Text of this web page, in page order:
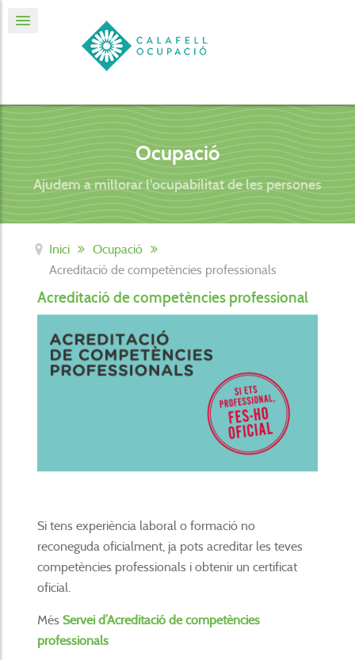
Ocupació
Ajudem a millorar l'ocupabilitat de les persones
Inici
Ocupació
Acreditació de competències professionals
Acreditació de competències professional
Si tens experiència laboral o formació no
reconeguda oficialment, ja pots acreditar les teves
competències professionals i obtenir un certificat
oficial.
Més Servei d’Acreditació de competències
professionals